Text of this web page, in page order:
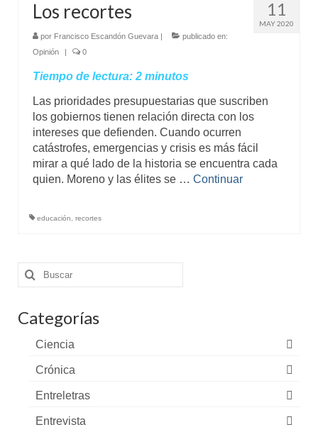
11
MAY 2020
Los recortes
por Francisco Escandón Guevara |
publicado en:
Opinión
| 0
Tiempo de lectura: 2 minutos
Las prioridades presupuestarias que suscriben
los gobiernos tienen relación directa con los
intereses que defienden. Cuando ocurren
catástrofes, emergencias y crisis es más fácil
mirar a qué lado de la historia se encuentra cada
quien. Moreno y las élites se … Continuar
educación recortes
Buscar
por:
Categorías
Ciencia
Crónica
Entreletras
Entrevista